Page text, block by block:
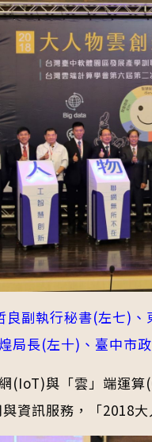
副執行秘書(左七)
局長(左十)、臺中市
(IoT)與「雲」端運
資訊服務，「2018